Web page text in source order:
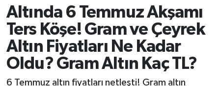
Altında 6 Temmuz Akşamı
Ters Köşe! Gram ve Çeyrek
Altın Fiyatları Ne Kadar
Oldu? Gram Altın Kaç TL?
6 Temmuz altın fiyatları netleşti! Gram altın
Balya
Bandırma
Bigadiç
BİYOGRAFİLER
Balıkesir Namaz Vakitleri
Balıkesir Trafik Yoğunluk Haritası
Süper Lig Puan Durumu ve Fikstür
Tüm Manşetler